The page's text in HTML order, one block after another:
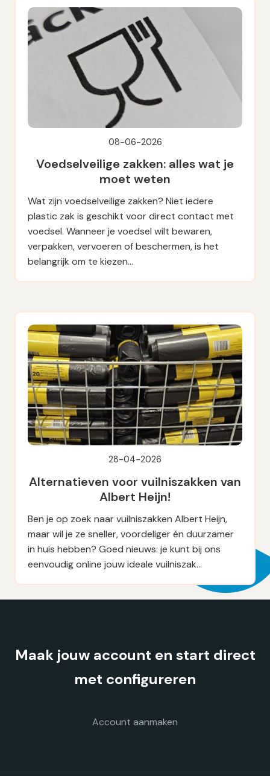
08-06-2026
Voedselveilige zakken: alles wat je
moet weten
Wat zijn voedselveilige zakken? Niet iedere
plastic zak is geschikt voor direct contact met
voedsel. Wanneer je voedsel wilt bewaren,
verpakken, vervoeren of beschermen, is het
belangrijk om te kiezen…
28-04-2026
Alternatieven voor vuilniszakken van
Albert Heijn!
Ben je op zoek naar vuilniszakken Albert Heijn,
maar wil je ze sneller, voordeliger én duurzamer
in huis hebben? Goed nieuws: je kunt bij ons
eenvoudig online jouw ideale vuilniszak…
Maak jouw account en start direct
met configureren
Account aanmaken